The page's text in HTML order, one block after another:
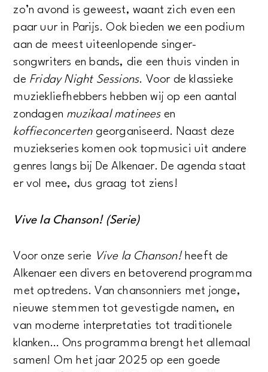
zo’n avond is geweest, waant zich even een
paar uur in Parijs. Ook bieden we een podium
aan de meest uiteenlopende singer-
songwriters en bands, die een thuis vinden in
de Friday Night Sessions. Voor de klassieke
muziekliefhebbers hebben wij op een aantal
zondagen muzikaal matineesen
koffieconcertengeorganiseerd. Naast deze
muziekseries komen ook topmusici uit andere
genres langs bij De Alkenaer. De agenda staat
er vol mee, dus graag tot ziens!
Vive la Chanson! (Serie)
Voor onze serie Vive la Chanson!heeft de
Alkenaer een divers en betoverend programma
met optredens. Van chansonniers met jonge,
nieuwe stemmen tot gevestigde namen, en
van moderne interpretaties tot traditionele
klanken… Ons programma brengt het allemaal
samen! Om het jaar 2025 op een goede